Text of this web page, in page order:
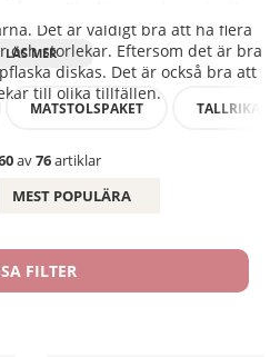
Det är väldigt bra att ha flera
och storlekar. Eftersom det är bra
diskas. Det är också bra att
till olika tillfällen.
MATSTOLSPAKET TALLRIKAR
av76artiklar
MEST POPULÄRA
FILTER